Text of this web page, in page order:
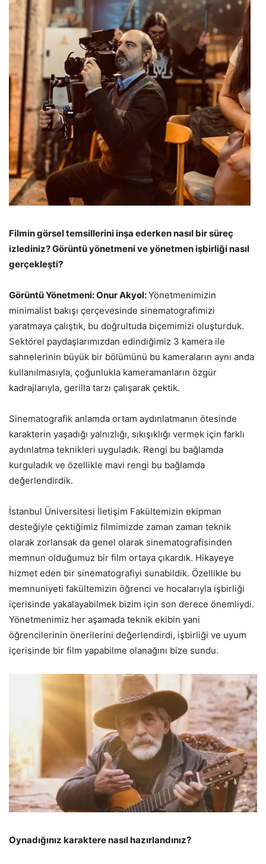
Filmin görsel temsillerini inşa ederken nasıl bir süreç
izlediniz? Görüntü yönetmeni ve yönetmen işbirliği nasıl
gerçekleşti?
Görüntü Yönetmeni: Onur Akyol:Yönetmenimizin
minimalist bakışı çerçevesinde sinematografimizi
yaratmaya çalıştık, bu doğrultuda biçemimizi oluşturduk.
Sektörel paydaşlarımızdan edindiğimiz 3 kamera ile
sahnelerinin büyük bir bölümünü bu kameraların aynı anda
kullanılmasıyla, çoğunlukla kameramanların özgür
kadrajlarıyla, gerilla tarzı çalışarak çektik.
Sinematografik anlamda ortam aydınlatmanın ötesinde
karakterin yaşadığı yalnızlığı, sıkışıklığı vermek için farklı
aydınlatma teknikleri uyguladık. Rengi bu bağlamda
kurguladık ve özellikle mavi rengi bu bağlamda
değerlendirdik.
İstanbul Üniversitesi İletişim Fakültemizin ekipman
desteğiyle çektiğimiz filmimizde zaman zaman teknik
olarak zorlansak da genel olarak sinematografisinden
memnun olduğumuz bir film ortaya çıkardık. Hikayeye
hizmet eden bir sinematografiyi sunabildik. Özellikle bu
memnuniyeti fakültemizin öğrenci ve hocalarıyla işbirliği
içerisinde yakalayabilmek bizim için son derece önemliydi.
Yönetmenimiz her aşamada teknik ekibin yani
öğrencilerinin önerilerini değerlendirdi, işbirliği ve uyum
içerisinde bir film yapabilme olanağını bize sundu.
Oynadığınız karaktere nasıl hazırlandınız?